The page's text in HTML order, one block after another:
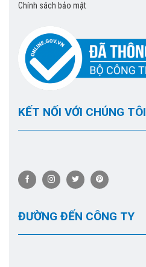
Chính sách bảo mật
KẾT NỐI VỚI CHÚNG TÔI
ĐƯỜNG ĐẾN CÔNG TY